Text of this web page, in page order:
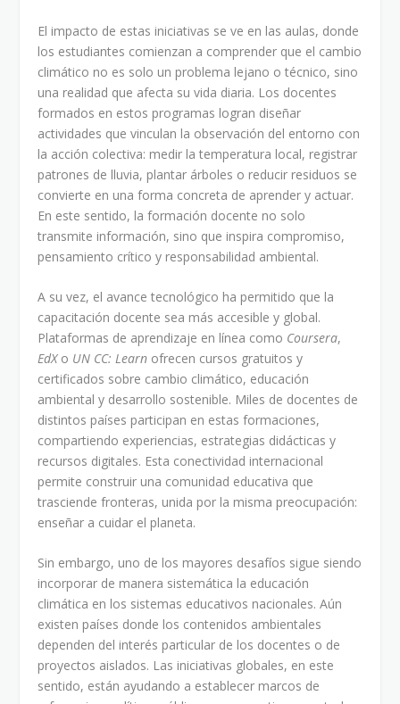
El impacto de estas iniciativas se ve en las aulas, donde
los estudiantes comienzan a comprender que el cambio
climático no es solo un problema lejano o técnico, sino
una realidad que afecta su vida diaria. Los docentes
formados en estos programas logran diseñar
actividades que vinculan la observación del entorno con
la acción colectiva: medir la temperatura local, registrar
patrones de lluvia, plantar árboles o reducir residuos se
convierte en una forma concreta de aprender y actuar.
En este sentido, la formación docente no solo
transmite información, sino que inspira compromiso,
pensamiento crítico y responsabilidad ambiental.
A su vez, el avance tecnológico ha permitido que la
capacitación docente sea más accesible y global.
Plataformas de aprendizaje en línea como Coursera,
EdXo UN CC: Learn ofrecen cursos gratuitos y
certificados sobre cambio climático, educación
ambiental y desarrollo sostenible. Miles de docentes de
distintos países participan en estas formaciones,
compartiendo experiencias, estrategias didácticas y
recursos digitales. Esta conectividad internacional
permite construir una comunidad educativa que
trasciende fronteras, unida por la misma preocupación:
enseñar a cuidar el planeta.
Sin embargo, uno de los mayores desafíos sigue siendo
incorporar de manera sistemática la educación
climática en los sistemas educativos nacionales. Aún
existen países donde los contenidos ambientales
dependen del interés particular de los docentes o de
proyectos aislados. Las iniciativas globales, en este
sentido, están ayudando a establecer marcos de